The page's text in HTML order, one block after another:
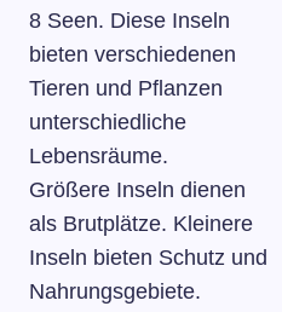
8 Seen. Diese Inseln
bieten verschiedenen
Tieren und Pflanzen
unterschiedliche
Lebensräume.
Größere Inseln dienen
als Brutplätze. Kleinere
Inseln bieten Schutz und
Nahrungsgebiete.